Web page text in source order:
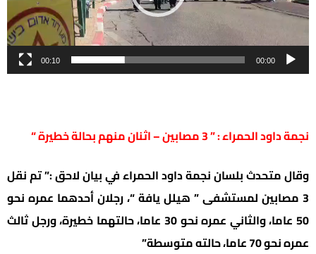
00:00
00:10
نجمة داود الحمراء : ” 3 مصابين – اثنان منهم بحالة خطيرة “
وقال متحدث بلسان نجمة داود الحمراء في بيان لاحق :” تم نقل
3 مصابين لمستشفى ” هيلل يافة “، رجلان أحدهما عمره نحو
50 عاما، والثاني عمره نحو 30 عاما، حالتهما خطيرة، ورجل ثالث
عمره نحو 70 عاما، حالته متوسطة”